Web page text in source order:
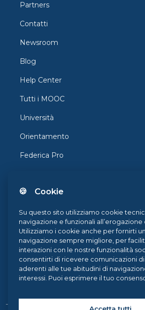
Partners
Contatti
Newsroom
Blog
Help Center
Tutti i MOOC
Università
Orientamento
Federica Pro
Federica Coursera
Accessibilità
Privacy
Termini e Condizioni
Cookie Policy
🍪 Cookie
Su questo sito utilizziamo cookie
navigazione e funzionali all’erogazione
Utilizziamo i cookie anche per fornirti
navigazione sempre migliore, per
interazioni con le nostre funzionalità
consentirti di ricevere comunicazioni
aderenti alle tue abitudini di
interessi. Puoi esprimere il tuo
tue preferenze accedendo al nostro